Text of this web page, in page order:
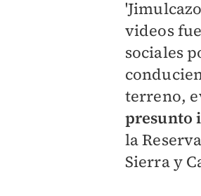
videos
sociales
terreno, e
presunto
la
Sierra y